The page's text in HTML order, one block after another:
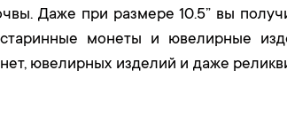
Даже при размере 10.5” вы
монеты и ювелирные
ювелирных изделий и даже